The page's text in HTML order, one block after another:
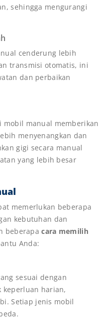
sehingga mengurangi
cenderung lebih
transmisi otomatis, ini
dan perbaikan
mobil manual memberikan
menyenangkan dan
gigi secara manual
yang lebih besar
memerlukan beberapa
kebutuhan dan
beberapacara memilih
Anda:
sesuai dengan
keperluan harian,
Setiap jenis mobil